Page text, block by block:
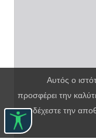
Αυτός ο
προσφέρει την
αποδέχεστε την